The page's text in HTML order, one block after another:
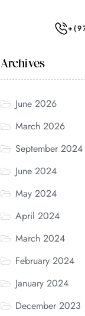
Archives
June 2026
March 2026
September 2024
June 2024
May 2024
April 2024
March 2024
February 2024
January 2024
December 2023